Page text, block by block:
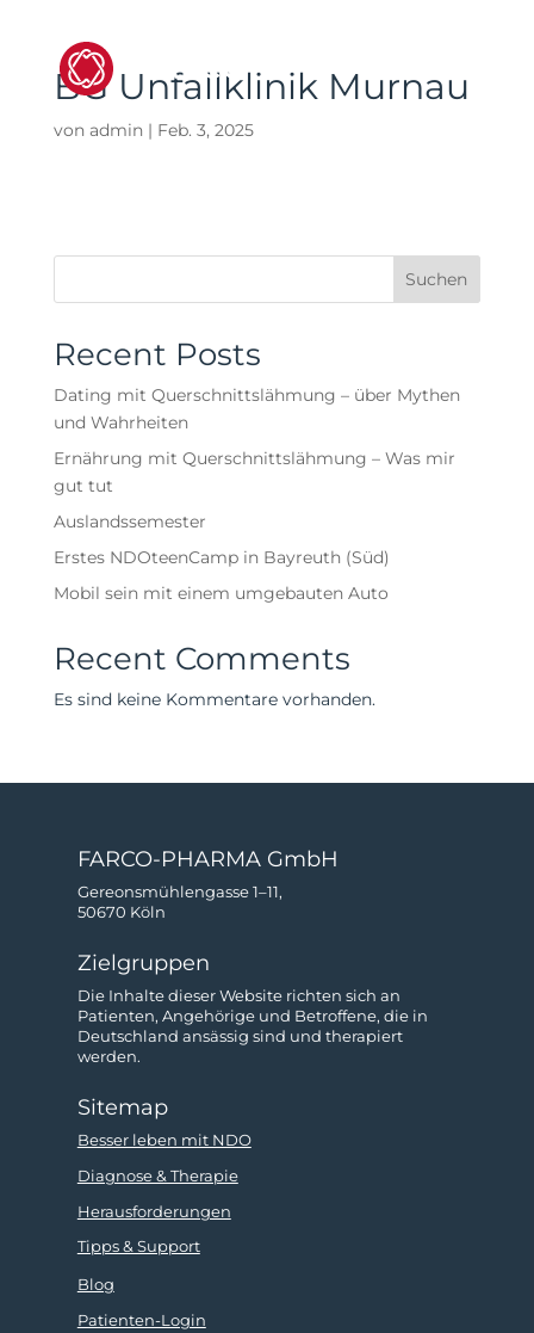
BG Unfallklinik Murnau
von admin| Feb. 3, 2025
Suchen
Recent Posts
Dating mit Querschnittslähmung – über Mythen
und Wahrheiten
Ernährung mit Querschnittslähmung – Was mir
gut tut
Auslandssemester
Erstes NDOteenCamp in Bayreuth (Süd)
Mobil sein mit einem umgebauten Auto
Recent Comments
Es sind keine Kommentare vorhanden.
FARCO-PHARMA GmbH
Gereonsmühlengasse 1–11,
50670 Köln
Zielgruppen
Die Inhalte dieser Website richten sich an
Patienten, Angehörige und Betroffene, die in
Deutschland ansässig sind und therapiert
werden.
Sitemap
Besser leben mit NDO
Diagnose & Therapie
Herausforderungen
Tipps & Support
Blog
Patienten-Login